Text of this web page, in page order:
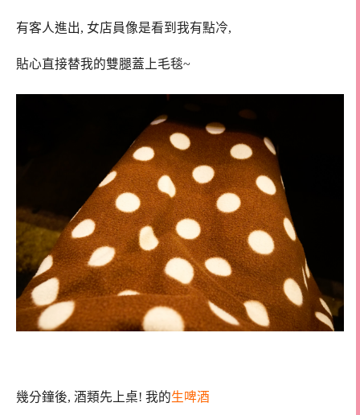
有客人進出, 女店員像是看到我有點冷,
貼心直接替我的雙腿蓋上毛毯~
幾分鐘後, 酒類先上桌! 我的生啤酒